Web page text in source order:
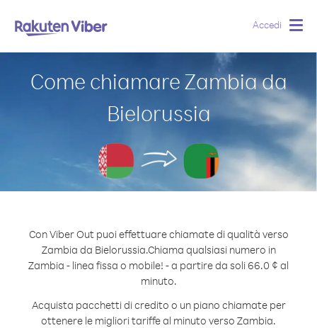
Accedi
Come chiamare Zambia da
Bielorussia
Con Viber Out puoi effettuare chiamate di qualità verso
Zambia da Bielorussia.Chiama qualsiasi numero in
Zambia - linea fissa o mobile! - a partire da soli 66.0 ¢ al
minuto.
Acquista pacchetti di credito o un piano chiamate per
ottenere le migliori tariffe al minuto verso Zambia.